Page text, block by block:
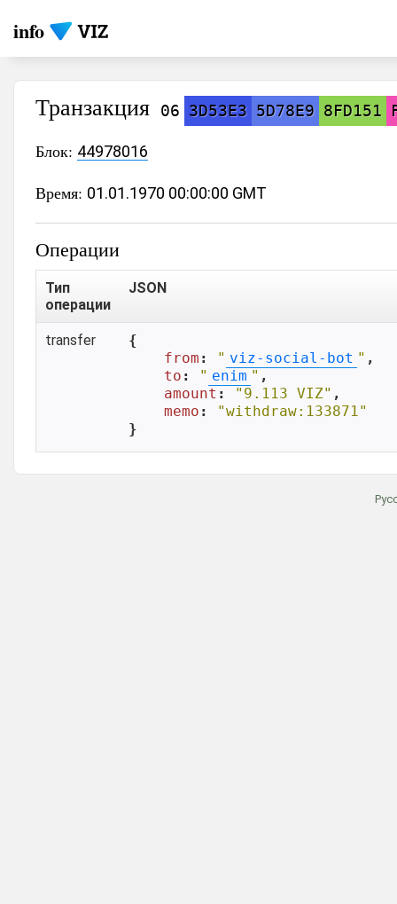
info
Транзакция 06 3D53E3 5D78E9 8FD151
Блок: 44978016
Время: 01.01.1970 00:00:00 GMT
Операции
Тип
операции
JSON
transfer
{
from : " viz-social-bot " ,
to : " enim " ,
amount : "9.113 VIZ" ,
memo :
"withdraw:133871"
}